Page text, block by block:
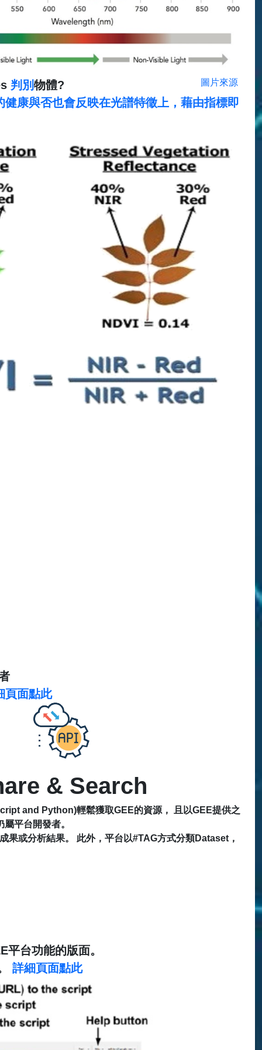
圖片來源
判別物體?
康與否也會反映在光譜特徵上，藉由指標即
頁面點此
& Search
and Python)輕鬆獲取GEE的資源， 且以GEE提供之
平台開發者。
果或分析結果。 此外，平台以#TAG方式分類Dataset，
台功能的版面。
詳細頁面點此